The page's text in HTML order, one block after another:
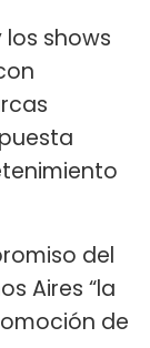
shows
del
Aires “la
de